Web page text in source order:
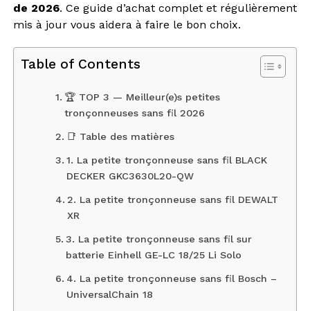
de 2026. Ce guide d’achat complet et régulièrement
mis à jour vous aidera à faire le bon choix.
Table of Contents
🏆 TOP 3 — Meilleur(e)s petites
tronçonneuses sans fil 2026
📑 Table des matières
1. La petite tronçonneuse sans fil BLACK
DECKER GKC3630L20-QW
2. La petite tronçonneuse sans fil DEWALT
XR
3. La petite tronçonneuse sans fil sur
batterie Einhell GE-LC 18/25 Li Solo
4. La petite tronçonneuse sans fil Bosch –
UniversalChain 18